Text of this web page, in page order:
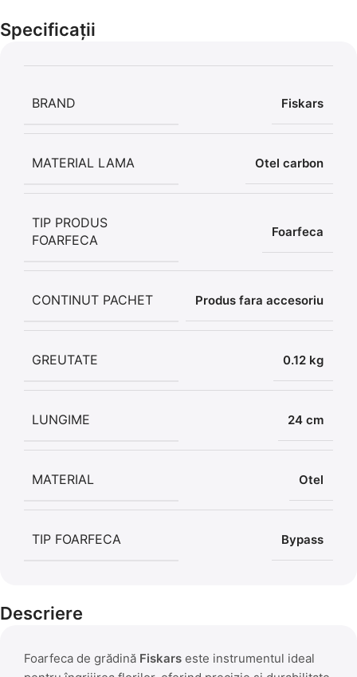
56,86 LEI
Specificații
BRAND Fiskars
MATERIAL LAMA Otel carbon
TIP PRODUS
FOARFECA
Foarfeca
CONTINUT PACHET Produs fara accesoriu
GREUTATE 0.12 kg
LUNGIME 24 cm
MATERIAL Otel
TIP FOARFECA Bypass
Descriere
Foarfeca de grădină Fiskars este instrumentul ideal